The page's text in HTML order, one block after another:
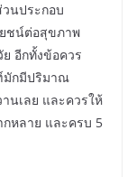
นประกอบ
ยชน์ต่อสุขภาพ
อีกทั้งข้อควร
มักมีปริมาณ
นเลย และควรให้
หลาย และครบ 5